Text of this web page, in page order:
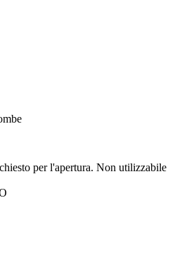
per l'apertura. Non utilizzabile